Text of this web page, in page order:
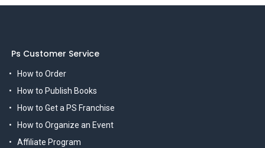
Ps Customer Service
How to Order
How to Publish Books
How to Get a PS Franchise
How to Organize an Event
Affiliate Program